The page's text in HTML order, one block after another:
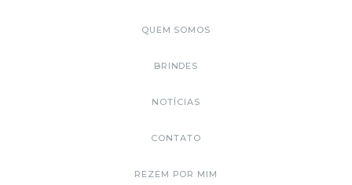
QUEM SOMOS
BRINDES
NOTÍCIAS
CONTATO
REZEM POR MIM